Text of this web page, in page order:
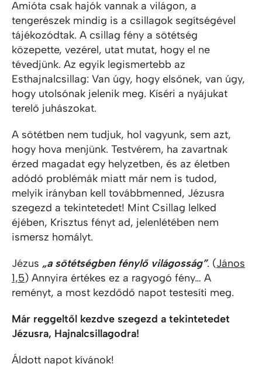
Amióta csak hajók vannak a világon, a
tengerészek mindig is a csillagok segítségével
tájékozódtak. A csillag fény a sötétség
közepette, vezérel, utat mutat, hogy el ne
tévedjünk. Az egyik legismertebb az
Esthajnalcsillag: Van úgy, hogy elsőnek, van úgy,
hogy utolsónak jelenik meg. Kíséri a nyájukat
terelő juhászokat.
A sötétben nem tudjuk, hol vagyunk, sem azt,
hogy hova menjünk. Testvérem, ha zavartnak
érzed magadat egy helyzetben, és az életben
adódó problémák miatt már nem is tudod,
melyik irányban kell továbbmenned, Jézusra
szegezd a tekintetedet! Mint Csillag lelked
éjében, Krisztus fényt ad, jelenlétében nem
ismersz homályt.
Jézus „a sötétségben fénylő világosság”. (János
1,5) Annyira értékes ez a ragyogó fény… A
reményt, a most kezdődő napot testesíti meg.
Már reggeltől kezdve szegezd a tekintetedet
Jézusra, Hajnalcsillagodra!
Áldott napot kívánok!